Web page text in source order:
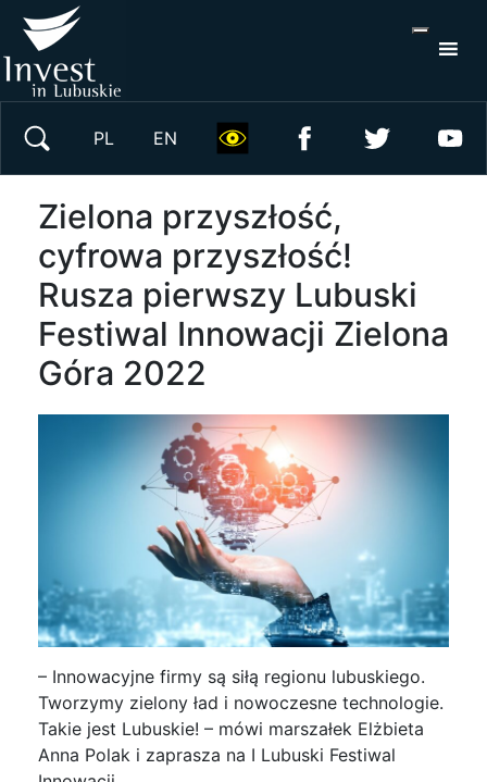
PL EN
Zielona przyszłość,
cyfrowa przyszłość!
Rusza pierwszy Lubuski
Festiwal Innowacji Zielona
Góra 2022
– Innowacyjne firmy są siłą regionu lubuskiego.
Tworzymy zielony ład i nowoczesne technologie.
Takie jest Lubuskie! – mówi marszałek Elżbieta
Anna Polak i zaprasza na I Lubuski Festiwal
Wyszukaj w serwisie